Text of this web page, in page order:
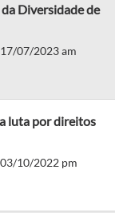
Diversidade de
07/2023 am
luta por direitos
10/2022 pm